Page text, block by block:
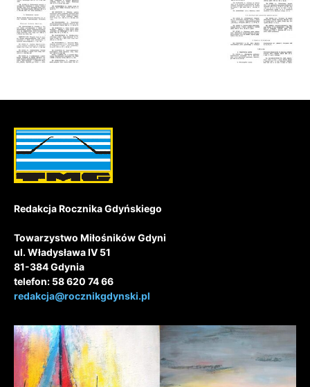
Redakcja Rocznika Gdyńskiego
Towarzystwo Miłośników Gdyni
ul. Władysława IV 51
81-384 Gdynia
telefon: 58 620 74 66
redakcja@rocznikgdynski.pl